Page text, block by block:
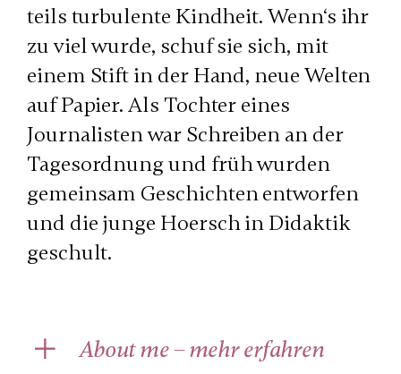
teils turbu­lente Kind­heit. Wenn‘s ihr
zu viel wurde, schuf sie sich, mit
einem Stift in der Hand, neue Welten
auf Papier. Als Tochter eines
Journalisten war Schreiben an der
Tages­ordnung und früh wurden
gemeinsam Geschichten entworfen
und die junge Hoersch in Didaktik
geschult.
About me – mehr erfahren